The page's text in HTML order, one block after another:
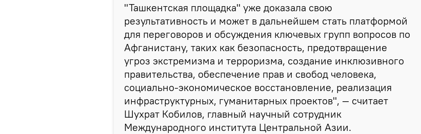
"Ташкентская площадка" уже доказала свою
результативность и может в дальнейшем стать платформой
для переговоров и обсуждения ключевых групп вопросов по
Афганистану, таких как безопасность, предотвращение
угроз экстремизма и терроризма, создание инклюзивного
правительства, обеспечение прав и свобод человека,
социально-экономическое восстановление, реализация
инфраструктурных, гуманитарных проектов", — считает
Шухрат Кобилов, главный научный сотрудник
Международного института Центральной Азии.